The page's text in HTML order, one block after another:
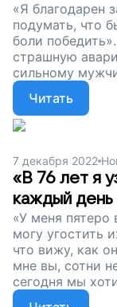
«Я благодарен
подумать, что
боли
страшную
сильному
кончилась. Все
поддерживала
родился сын.
непростые
даже на
продолжается.
семью. Пусть
облегчением.
Читать
7 декабря 2022
«В 76 лет я
каждый
«У меня пятеро
могу угостить
что вижу, как
мне вы, сотни
сегодня мы
письмом от